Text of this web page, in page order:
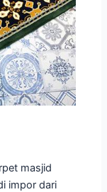
masjid
impor dari